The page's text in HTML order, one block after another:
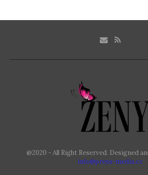
@2020 - All Right Reserved. Designed
info@press-media.cz